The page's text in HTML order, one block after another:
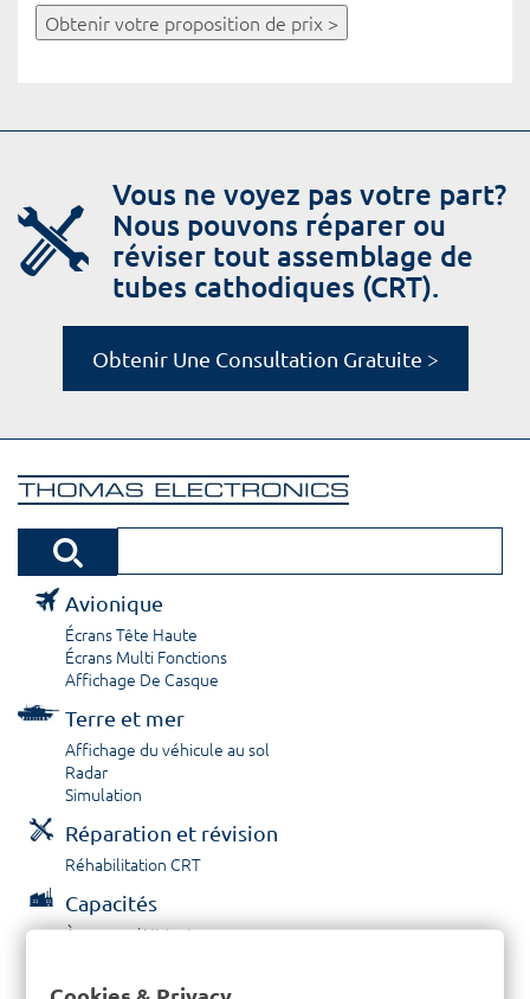
Obtenir votre proposition de prix >
Vous ne voyez pas votre part?
Nous pouvons réparer ou
réviser tout assemblage de
tubes cathodiques (CRT).
Obtenir Une Consultation Gratuite >
Avionique
Écrans Tête Haute
Écrans Multi Fonctions
Affichage De Casque
Terre et mer
Affichage du véhicule au sol
Radar
Simulation
Réparation et révision
Réhabilitation CRT
Capacités
À propos / Historique